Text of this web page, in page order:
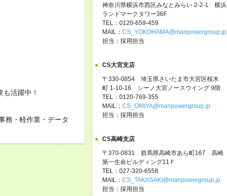
活躍中！
務・軽作業・データ
神奈川県横浜市西区みなとみらい 2-2-1 横浜
ランドマークタワー36F
TEL：0120-659-459
MAIL： CS_YOKOHAMA@manpowergroup.jp
担当：採用担当
CS大宮支店
〒330-0854 埼玉県さいたま市大宮区桜木
町 1-10-16 シーノ大宮ノースウイング 9階
TEL：0120-769-355
MAIL： CS_OMIYA@manpowergroup.jp
担当：採用担当
CS高崎支店
〒370-0831 群馬県高崎市あら町167 高崎
第一生命ビルディング11Ｆ
TEL：027-320-6558
MAIL： CS_TAKASAKI@manpowergroup.jp
担当：採用担当